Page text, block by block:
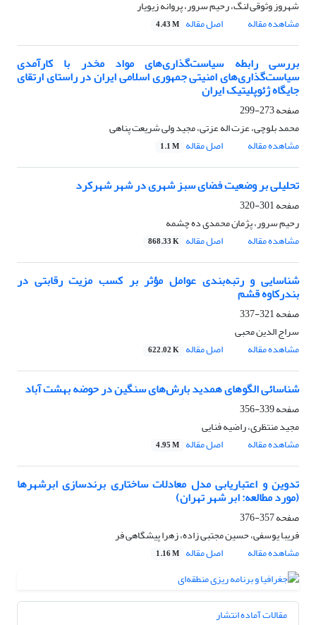
شهروز وثوقی لنگ، رحیم سرور، پروانه زیویار
مشاهده مقاله
اصل مقاله 4.43 M
بررسی رابطه سیاست‌گذاری‌های مواد مخدر با کارآمدی
سیاست‌گذاری‌های امنیتی جمهوری اسلامی ایران در راستای ارتقای
جایگاه ژئوپلیتیک ایران
صفحه273-299
محمد بلوچی، عزت اله عزتی، مجید ولی شریعت پناهی
مشاهده مقاله
اصل مقاله 1.1 M
تحلیلی بر وضعیت فضای سبز شهری در شهر شهرکرد
صفحه301-320
رحیم سرور، پژمان محمدی ده چشمه
مشاهده مقاله
اصل مقاله 868.33 K
شناسایی و رتبه‌بندی عوامل مؤثر بر کسب مزیت رقابتی در
بندرکاوه قشم
صفحه321-337
سراج الدین محبی
مشاهده مقاله
اصل مقاله 622.02 K
شناسائی الگوهای همدید بارش‌های سنگین در حوضه بهشت آباد
صفحه339-356
مجید منتظری، راضیه فنایی
مشاهده مقاله
اصل مقاله 4.95 M
تدوین و اعتباریابی مدل معادلات ساختاری برندسازی ابرشهرها
(مورد مطالعه: ابر شهر تهران)
صفحه357-376
فریبا یوسفی، حسین مجتبی زاده، زهرا پیشگاهی فر
مشاهده مقاله
اصل مقاله 1.16 M
مقالات آماده انتشار